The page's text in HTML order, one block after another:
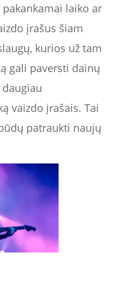
laiko ar
įrašus šiam
kurios už tam
gali paversti dainų
vaizdo įrašais. Tai
patraukti naujų